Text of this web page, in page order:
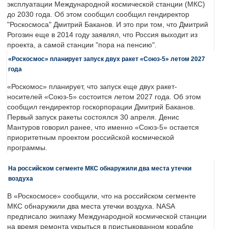
эксплуатации Международной космической станции (МКС)
до 2030 года. Об этом сообщил сообщил гендиректор
"Роскосмоса" Дмитрий Баканов. И это при том, что Дмитрий
Рогозин еще в 2014 году заявлял, что Россия выходит из
проекта, а самой станции "пора на пенсию".
«Роскосмос» планирует запуск двух ракет «Союз-5» летом 2027
года
«Роскомос» планирует, что запуск еще двух ракет-
носителей «Союз-5» состоится летом 2027 года. Об этом
сообщил гендиректор госкорпорации Дмитрий Баканов.
Первый запуск ракеты состоялся 30 апреля. Денис
Мантуров говорил ранее, что именно «Союз-5» остается
приоритетным проектом российской космической
программы.
На российском сегменте МКС обнаружили два места утечки
воздуха
В «Роскосмосе» сообщили, что на российском сегменте
МКС обнаружили два места утечки воздуха. NASA
предписало экипажу Международной космической станции
на время ремонта укрыться в пристыкованном корабле